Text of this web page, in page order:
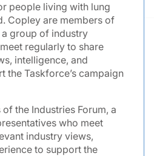
people living with lung
Copley are members of
a group of industry
regularly to share
intelligence, and
the Taskforce’s campaign
the Industries Forum, a
who meet
industry views,
to support the